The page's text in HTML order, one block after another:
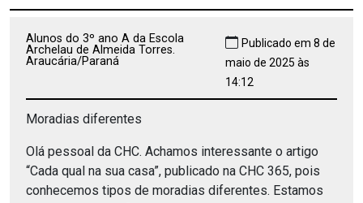
Alunos do 3º ano A da Escola
Archelau de Almeida Torres.
Araucária/Paraná
Publicado em 8 de
maio de 2025 às
14:12
Moradias diferentes
Olá pessoal da CHC. Achamos interessante o artigo
“Cada qual na sua casa”, publicado na CHC 365, pois
conhecemos tipos de moradias diferentes. Estamos